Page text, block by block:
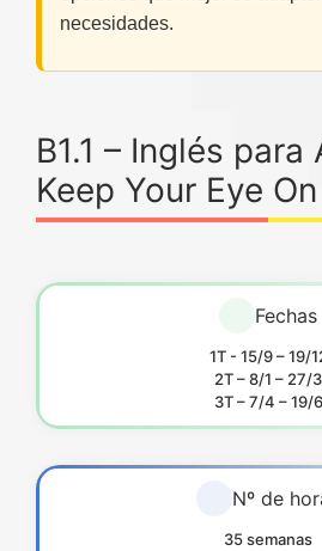
necesidades.
B1.1 – Inglés para
Keep Your Eye
Fechas
1T - 15/9 – 19/
2T – 8/1 – 27/3
3T – 7/4 – 19/6
Nº de
35 semanas